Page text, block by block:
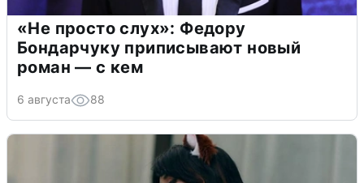
«Не просто слух»: Федору
Бондарчуку приписывают новый
роман — с кем
6 августа 88